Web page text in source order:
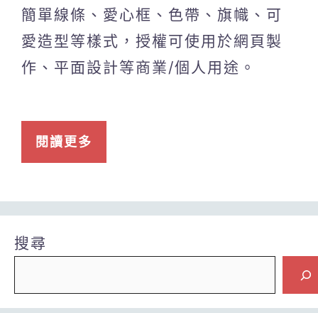
簡單線條、愛心框、色帶、旗幟、可
愛造型等樣式，授權可使用於網頁製
作、平面設計等商業/個人用途。
閱讀更多
搜尋